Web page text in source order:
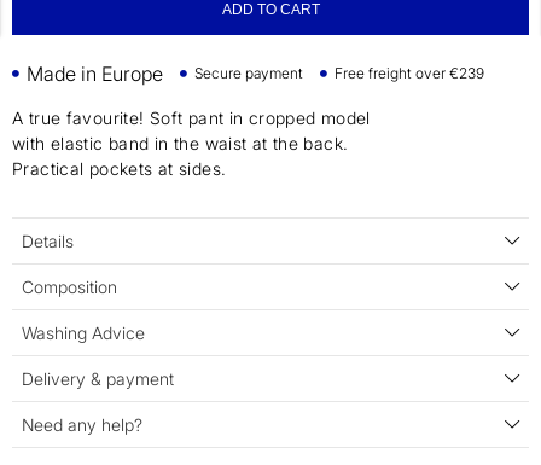
ADD TO CART
Made in Europe Secure payment Free freight over €239
A true favourite! Soft pant in cropped model
with elastic band in the waist at the back.
Practical pockets at sides.
Details
Composition
Washing Advice
Delivery & payment
Need any help?